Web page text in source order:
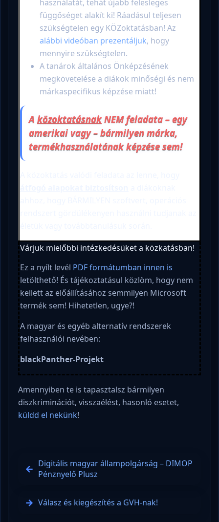
használatát, tehát újabb felesleges
függőséget alakít ki! Ráadásul teljesen
szükségtelen egy KÖZoktatásban! Az
alábbi videóban prezentáljuk, hogy
mennyire szükségtelen.
A tanárok általános Önképzésének
megkövetelése a diákok minőségi és nem
márkaspecifikus képzése miatt!
A közoktatásnakNEM feladata – egy
amerikai vagy – bármilyen márka,
termékhasználatának képzése sem!
Várjuk mielőbbi intézkedésüket a közkatásban!
Ez a nyílt levél PDF formátumban innen is
letölthető! És tájékoztatásul közlöm, hogy nem
kellett az előállításához semmilyen Microsoft
termék sem! Hihetetlen, ugye?!
A magyar és egyéb alternatív rendszerek
felhasználói nevében:
blackPanther-Projekt
Amennyiben te is tapasztalsz bármilyen
diszkriminációt, visszaélést, hasonló esetet,
küldd el nekünk!
Digitális magyar állampolgárság – DIMOP
Pénznyelő Plusz
Válasz és kiegészítés a GVH-nak!